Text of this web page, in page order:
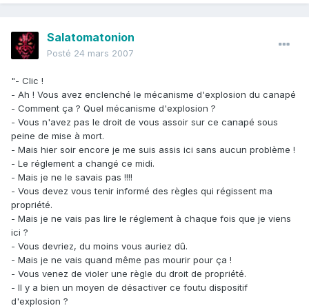
Salatomatonion
Posté 24 mars 2007
"- Clic !
- Ah ! Vous avez enclenché le mécanisme d'explosion du canapé
- Comment ça ? Quel mécanisme d'explosion ?
- Vous n'avez pas le droit de vous assoir sur ce canapé sous
peine de mise à mort.
- Mais hier soir encore je me suis assis ici sans aucun problème !
- Le réglement a changé ce midi.
- Mais je ne le savais pas !!!!
- Vous devez vous tenir informé des règles qui régissent ma
propriété.
- Mais je ne vais pas lire le réglement à chaque fois que je viens
ici ?
- Vous devriez, du moins vous auriez dû.
- Mais je ne vais quand même pas mourir pour ça !
- Vous venez de violer une règle du droit de propriété.
- Il y a bien un moyen de désactiver ce foutu dispositif
d'explosion ?